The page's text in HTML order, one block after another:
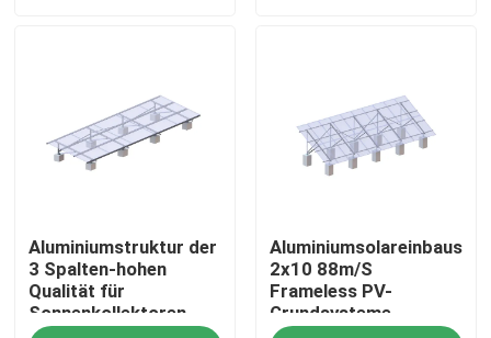
Videos
Über uns
Aluminiumstruktur der
3 Spalten-hohen
Qualität für
Sonnenkollektoren
2x10 88m/S
Frameless PV-
Grundsysteme